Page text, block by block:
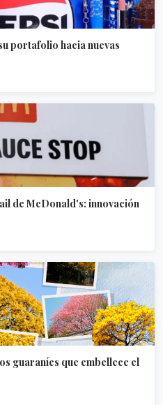
portafolio hacia nuevas
de McDonald's: innovación
guaraníes que embellece el